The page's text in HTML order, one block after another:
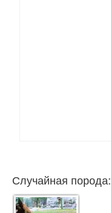
Случайная порода: